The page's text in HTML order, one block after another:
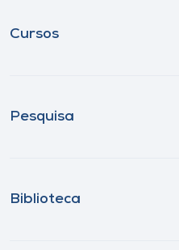
Cursos
Pesquisa
Biblioteca